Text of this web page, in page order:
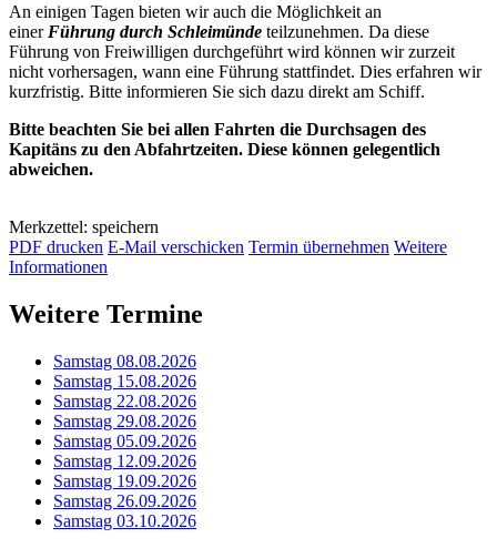
An einigen Tagen bieten wir auch die Möglichkeit an
einer Führung durch Schleimünde teilzunehmen. Da diese
Führung von Freiwilligen durchgeführt wird können wir zurzeit
nicht vorhersagen, wann eine Führung stattfindet. Dies erfahren wir
kurzfristig. Bitte informieren Sie sich dazu direkt am Schiff.
Bitte beachten Sie bei allen Fahrten die Durchsagen des
Kapitäns zu den Abfahrtzeiten. Diese können gelegentlich
abweichen.
Merkzettel: speichern
PDF drucken E-Mail verschicken Termin übernehmen Weitere
Informationen
Weitere Termine
Samstag 08.08.2026
Samstag 15.08.2026
Samstag 22.08.2026
Samstag 29.08.2026
Samstag 05.09.2026
Samstag 12.09.2026
Samstag 19.09.2026
Samstag 26.09.2026
Samstag 03.10.2026